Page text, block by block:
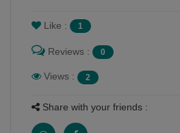
Like : 1
Reviews : 0
Views : 2
Share with your friends :